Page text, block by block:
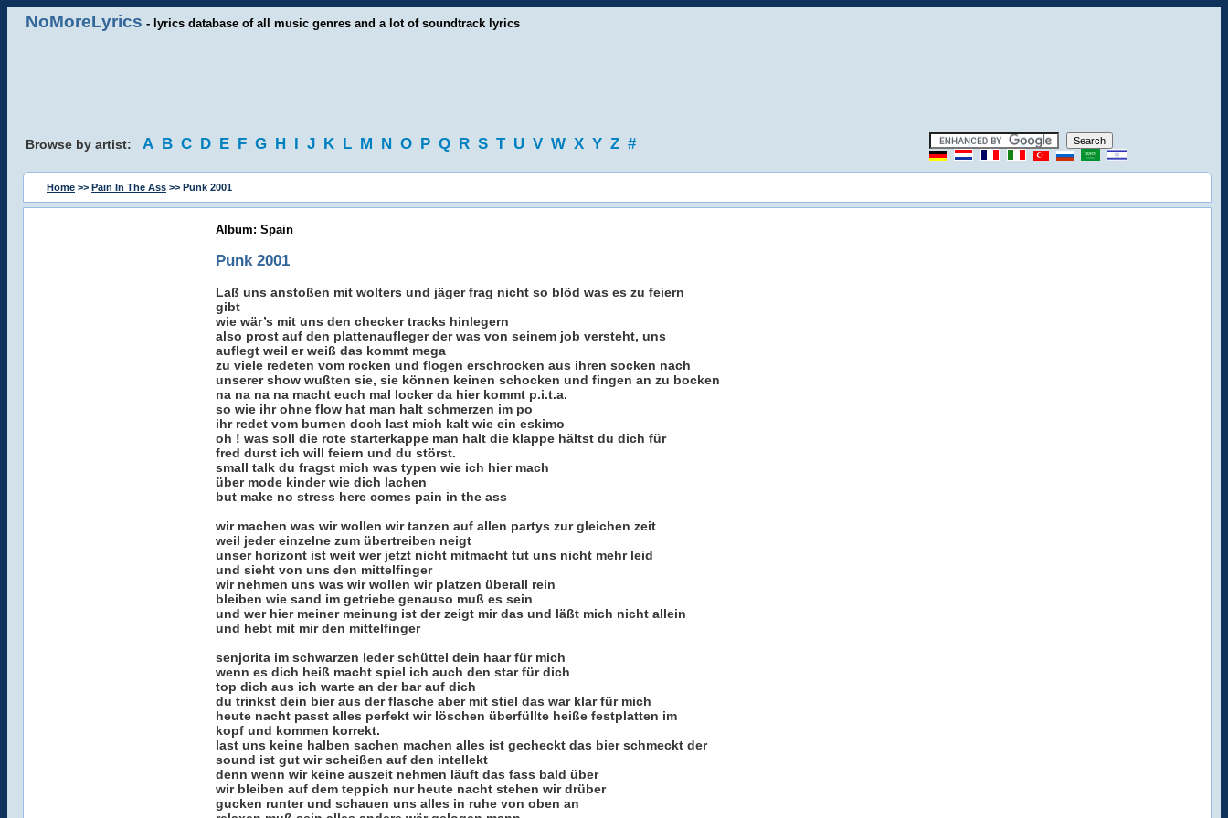
NoMoreLyrics - lyrics database of all music genres and a lot of soundtrack lyrics
Browse by artist: A B C D E F G H I J K L M N O P Q R S T U V W X Y Z #
Home >> Pain In The Ass >> Punk 2001
Album: Spain
Punk 2001
Laß uns anstoßen mit wolters und jäger frag nicht so blöd was es zu feiern
gibt
wie wär’s mit uns den checker tracks hinlegern
also prost auf den plattenaufleger der was von seinem job versteht, uns
auflegt weil er weiß das kommt mega
zu viele redeten vom rocken und flogen erschrocken aus ihren socken nach
unserer show wußten sie, sie können keinen schocken und fingen an zu bocken
na na na na macht euch mal locker da hier kommt p.i.t.a.
so wie ihr ohne flow hat man halt schmerzen im po
ihr redet vom burnen doch last mich kalt wie ein eskimo
oh ! was soll die rote starterkappe man halt die klappe hältst du dich für
fred durst ich will feiern und du störst.
small talk du fragst mich was typen wie ich hier mach
über mode kinder wie dich lachen
but make no stress here comes pain in the ass
wir machen was wir wollen wir tanzen auf allen partys zur gleichen zeit
weil jeder einzelne zum übertreiben neigt
unser horizont ist weit wer jetzt nicht mitmacht tut uns nicht mehr leid
und sieht von uns den mittelfinger
wir nehmen uns was wir wollen wir platzen überall rein
bleiben wie sand im getriebe genauso muß es sein
und wer hier meiner meinung ist der zeigt mir das und läßt mich nicht allein
und hebt mit mir den mittelfinger
senjorita im schwarzen leder schüttel dein haar für mich
wenn es dich heiß macht spiel ich auch den star für dich
top dich aus ich warte an der bar auf dich
du trinkst dein bier aus der flasche aber mit stiel das war klar für mich
heute nacht passt alles perfekt wir löschen überfüllte heiße festplatten im
kopf und kommen korrekt.
last uns keine halben sachen machen alles ist gecheckt das bier schmeckt der
sound ist gut wir scheißen auf den intellekt
denn wenn wir keine auszeit nehmen läuft das fass bald über
wir bleiben auf dem teppich nur heute nacht stehen wir drüber
gucken runter und schauen uns alles in ruhe von oben an